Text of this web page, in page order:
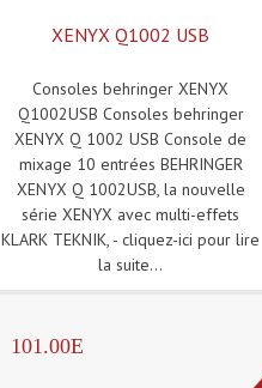
XENYX Q1002 USB
Consoles behringer XENYX
Q1002USB Consoles behringer
XENYX Q 1002 USB Console de
mixage 10 entrées BEHRINGER
XENYX Q 1002USB, la nouvelle
série XENYX avec multi-effets
KLARK TEKNIK, - cliquez-ici pour lire
la suite...
101.00E